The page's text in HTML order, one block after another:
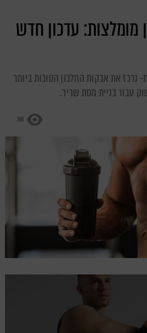
מומלצות: עדכון חדש
נרכז את אבקות החלבון הטובות ביותר
עבור בניית מסת שריר.
76k